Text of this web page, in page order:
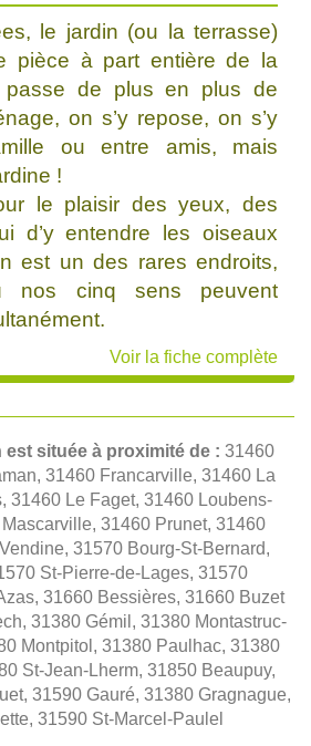
le jardin (ou la terrasse)
pièce à part entière de la
de plus en plus de
on s’y repose, on s’y
ou entre amis, mais
!
le plaisir des yeux, des
d’y entendre les oiseaux
est un des rares endroits,
nos cinq sens peuvent
Voir la fiche complète
est située à proximité de : 31460
31460 Francarville, 31460 La
31460 Le Faget, 31460 Loubens-
31460 Prunet, 31460
31570 Bourg-St-Bernard,
St-Pierre-de-Lages, 31570
31660 Bessières, 31660 Buzet
31380 Gémil, 31380 Montastruc-
Montpitol, 31380 Paulhac, 31380
St-Jean-Lherm, 31850 Beaupuy,
31590 Gauré, 31380 Gragnague,
31590 St-Marcel-Paulel